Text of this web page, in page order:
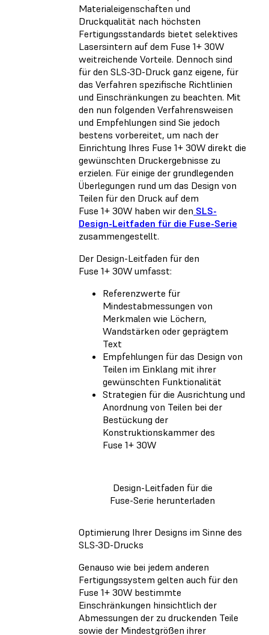
Materialeigenschaften und
Druckqualität nach höchsten
Fertigungsstandards bietet selektives
Lasersintern auf dem Fuse 1+ 30W
weitreichende Vorteile. Dennoch sind
für den SLS-3D-Druck ganz eigene, für
das Verfahren spezifische Richtlinien
und Einschränkungen zu beachten. Mit
den nun folgenden Verfahrensweisen
und Empfehlungen sind Sie jedoch
bestens vorbereitet, um nach der
Einrichtung Ihres Fuse 1+ 30W direkt die
gewünschten Druckergebnisse zu
erzielen. Für einige der grundlegenden
Überlegungen rund um das Design von
Teilen für den Druck auf dem
Fuse 1+ 30W haben wir den SLS-
Design-Leitfaden für die Fuse-Serie
zusammengestellt.
Der Design-Leitfaden für den
Fuse 1+ 30W umfasst:
Referenzwerte für
Mindestabmessungen von
Merkmalen wie Löchern,
Wandstärken oder geprägtem
Text
Empfehlungen für das Design von
Teilen im Einklang mit ihrer
gewünschten Funktionalität
Strategien für die Ausrichtung und
Anordnung von Teilen bei der
Bestückung der
Konstruktionskammer des
Fuse 1+ 30W
Design-Leitfaden für die
Fuse-Serie herunterladen
Optimierung Ihrer Designs im Sinne des
SLS-3D-Drucks
Genauso wie bei jedem anderen
Fertigungssystem gelten auch für den
Fuse 1+ 30W bestimmte
Einschränkungen hinsichtlich der
Abmessungen der zu druckenden Teile
sowie der Mindestgrößen ihrer